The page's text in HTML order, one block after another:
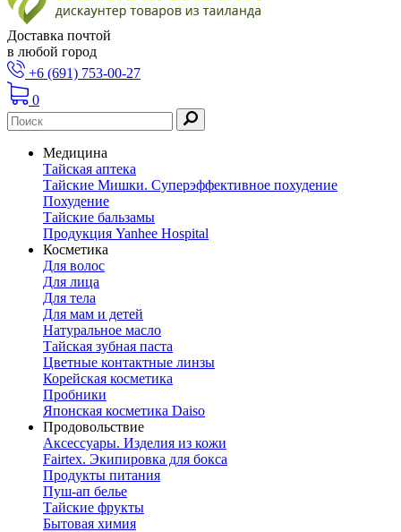
Доставка почтой
в любой город
+6 (691) 753-00-27
0
Медицина
Тайская аптека
Тайские Мишки. Суперэффективное похудение
Похудение
Тайские бальзамы
Продукция Yanhee Hospital
Косметика
Для волос
Для лица
Для тела
Для мам и детей
Натуральное масло
Тайская зубная паста
Цветные контактные линзы
Корейская косметика
Пробники
Японская косметика Daiso
Продовольствие
Аксессуары. Изделия из кожи
Fairtex. Экипировка для бокса
Продукты питания
Пуш-ап белье
Тайские фрукты
Бытовая химия